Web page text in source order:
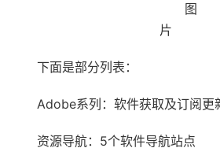
下面是部分列表：
Adobe系列：软件获取及订阅更
资源导航：5个软件导航站点